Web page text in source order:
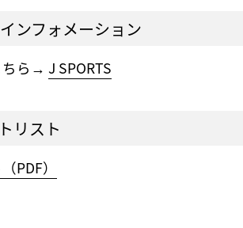
ンフォメーション
ちら→ J SPORTS
リスト
PDF）